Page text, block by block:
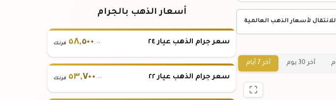
للانتقال لأسعار الذهب العالمية
آخر 30 يوم آخر 7 أيام
أسعار الذهب بالجرام
سعر جرام الذهب عيار ٢٤ ٥٨,٥٠٠.٠٠ فرنك
سعر جرام الذهب عيار ٢٢ ٥٣,٧٠٠.٠٠ فرنك